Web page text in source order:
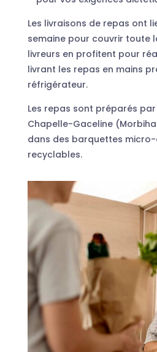
Les livraisons de repas ont
semaine pour couvrir toute
livreurs en profitent pour
livrant les repas en mains
réfrigérateur.
Les repas sont préparés
Chapelle-Gaceline
dans des barquettes
recyclables.